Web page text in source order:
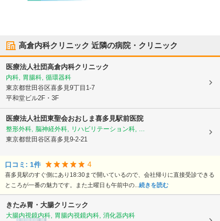
高倉内科クリニック 近隣の病院・クリニック
医療法人社団高倉内科クリニック
内科, 胃腸科, 循環器科
東京都世田谷区喜多見9丁目1-7
平和堂ビル2F・3F
医療法人社団東聖会おおしま喜多見駅前医院
整形外科, 脳神経外科, リハビリテーション科, ...
東京都世田谷区喜多見9-2-21
口コミ: 1件 4
喜多見駅のすぐ側にあり18:30まで開いているので、会社帰りに直接受診できる
ところが一番の魅力です。また土曜日も午前中の... 続きを読む
きたみ胃・大腸クリニック
大腸内視鏡内科, 胃腸内視鏡内科, 消化器内科